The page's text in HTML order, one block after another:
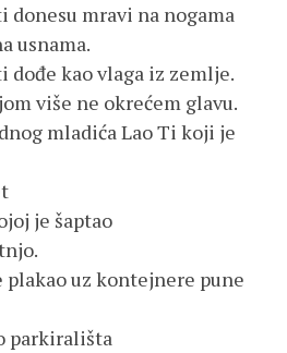
donesu mravi na nogama
usnama.
dođe kao vlaga iz zemlje.
više ne okrećem glavu.
mladića Lao Ti koji je
je šaptao
plakao uz kontejnere pune
parkirališta